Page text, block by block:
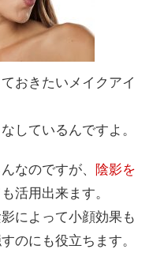
おきたいメイクアイ
しているんですよ。
なのですが、 陰影を
活用出来ます。
によって小顔効果も
のにも役立ちます。